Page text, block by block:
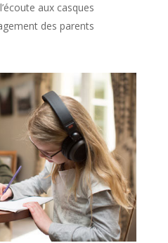
aux casques
des parents